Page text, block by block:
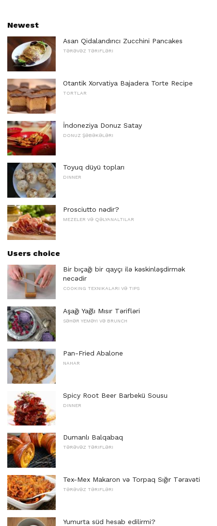
Newest
Asan Qidalandırıcı Zucchini Pancakes
TƏRƏVƏZ TƏRIFLƏRI
Otantik Xorvatiya Bajadera Torte Recipe
TORTLAR
İndoneziya Donuz Satay
DONUZ ŞƏBƏKƏLƏRI
Toyuq düyü topları
DINNER
Prosciutto nədir?
MEZELER VƏ QƏLYANALTILAR
Users choice
Bir bıçağı bir qayçı ilə kəskinləşdirmək
necədir
COOKING TEXNIKALARI VƏ TIPS
Aşağı Yağlı Mısır Tərifləri
SƏHƏR YEMƏYI VƏ BRUNCH
Pan-Fried Abalone
NAHAR
Spicy Root Beer Barbekü Sousu
DINNER
Dumanlı Balqabaq
TƏRƏVƏZ TƏRIFLƏRI
Tex-Mex Makaron və Torpaq Sığır Təravəti
TƏRƏVƏZ TƏRIFLƏRI
Yumurta süd hesab edilirmi?